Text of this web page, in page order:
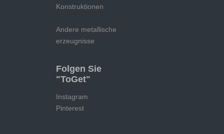
Konstruktionen
Andere metallische
erzeugnisse
Folgen Sie
"ToGet"
Instagram
Pinterest